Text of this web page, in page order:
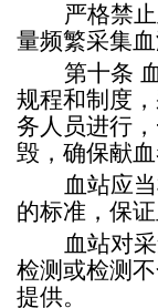
严格禁
量频繁采集血
第十条
规程和制度
务人员进行
毁，确保献血
血站应
的标准，保证
血站对
检测或检测
提供。